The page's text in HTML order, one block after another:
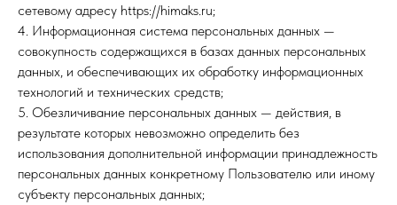
сетевому адресу https://himaks.ru;
4. Информационная система персональных данных —
совокупность содержащихся в базах данных персональных
данных, и обеспечивающих их обработку информационных
технологий и технических средств;
5. Обезличивание персональных данных — действия, в
результате которых невозможно определить без
использования дополнительной информации принадлежность
персональных данных конкретному Пользователю или иному
субъекту персональных данных;